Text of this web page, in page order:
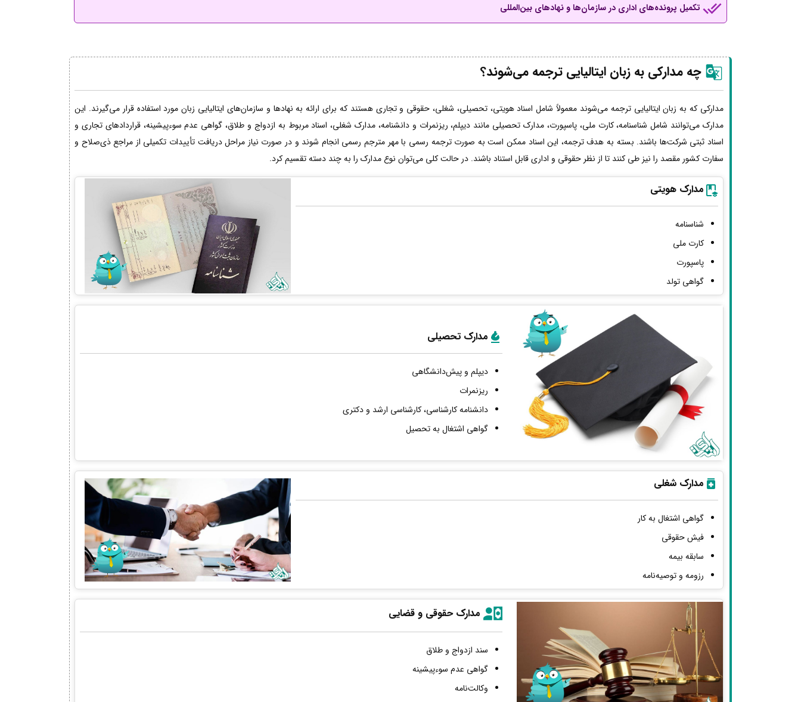
تکمیل پرونده‌های اداری در سازمان‌ها و نهادهای بین‌المللی
چه مدارکی به زبان ایتالیایی ترجمه می‌شوند؟
مدارکی که به زبان ایتالیایی ترجمه می‌شوند معمولاً شامل اسناد هویتی، تحصیلی، شغلی، حقوقی و تجاری هستند که برای ارائه به نهادها و سازمان‌های ایتالیایی زبان مورد استفاده قرار می‌گیرند. این
مدارک می‌توانند شامل شناسنامه، کارت ملی، پاسپورت، مدارک تحصیلی مانند دیپلم، ریزنمرات و دانشنامه، مدارک شغلی، اسناد مربوط به ازدواج و طلاق، گواهی عدم سوءپیشینه، قراردادهای تجاری و
اسناد ثبتی شرکت‌ها باشند. بسته به هدف ترجمه، این اسناد ممکن است به صورت ترجمه رسمی با مهر مترجم رسمی انجام شوند و در صورت نیاز مراحل دریافت تأییدات تکمیلی از مراجع ذی‌صلاح و
سفارت کشور مقصد را نیز طی کنند تا از نظر حقوقی و اداری قابل استناد باشند. در حالت کلی می‌توان نوع مدارک را به چند دسته تقسیم کرد.
مدارک هویتی
شناسنامه
کارت ملی
پاسپورت
گواهی تولد
مدارک تحصیلی
دیپلم و پیش‌دانشگاهی
ریزنمرات
دانشنامه کارشناسی، کارشناسی ارشد و دکتری
گواهی اشتغال به تحصیل
مدارک شغلی
گواهی اشتغال به کار
فیش حقوقی
سابقه بیمه
رزومه و توصیه‌نامه
مدارک حقوقی و قضایی
سند ازدواج و طلاق
گواهی عدم سوءپیشینه
وکالت‌نامه